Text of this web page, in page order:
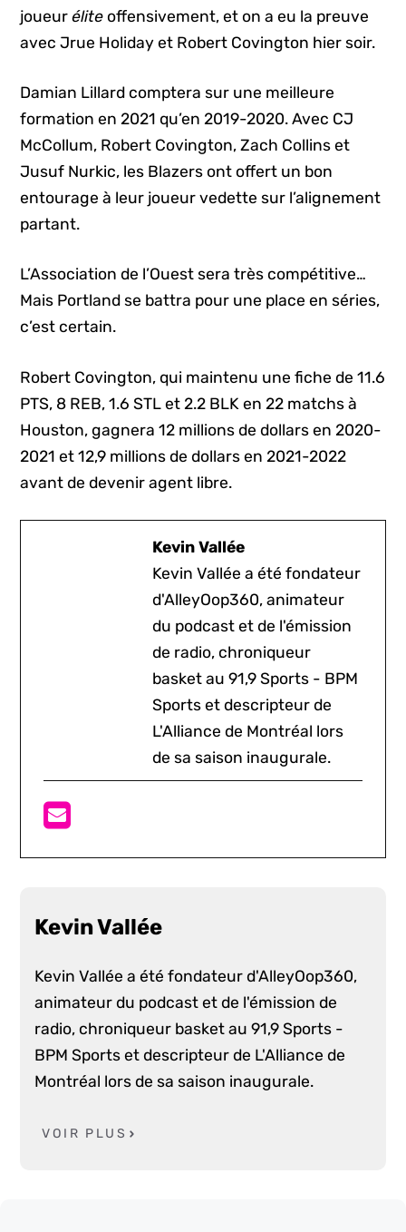
joueuréliteoffensivement, et on a eu la preuve
avec Jrue Holiday et Robert Covington hier soir.
Damian Lillard comptera sur une meilleure
formation en 2021 qu’en 2019-2020. Avec CJ
McCollum, Robert Covington, Zach Collins et
Jusuf Nurkic, les Blazers ont offert un bon
entourage à leur joueur vedette sur l’alignement
partant.
L’Association de l’Ouest sera très compétitive…
Mais Portland se battra pour une place en séries,
c’est certain.
Robert Covington, qui maintenu une fiche de 11.6
PTS, 8 REB, 1.6 STL et 2.2 BLK en 22 matchs à
Houston, gagnera 12 millions de dollars en 2020-
2021 et 12,9 millions de dollars en 2021-2022
avant de devenir agent libre.
Kevin Vallée
Kevin Vallée a été fondateur
d'AlleyOop360, animateur
du podcast et de l'émission
de radio, chroniqueur
basket au 91,9 Sports - BPM
Sports et descripteur de
L'Alliance de Montréal lors
de sa saison inaugurale.
Kevin Vallée
Kevin Vallée a été fondateur d'AlleyOop360,
animateur du podcast et de l'émission de
radio, chroniqueur basket au 91,9 Sports -
BPM Sports et descripteur de L'Alliance de
Montréal lors de sa saison inaugurale.
VOIR PLUS